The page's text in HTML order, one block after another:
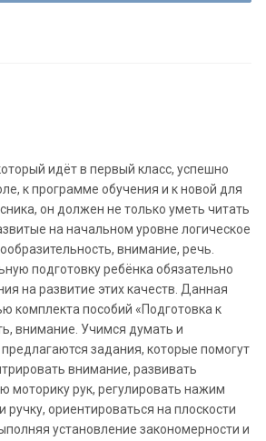
идёт в первый класс, успешно
к программе обучения и к новой для
он должен не только уметь читать
на начальном уровне логическое
внимание, речь.
подготовку ребёнка обязательно
на развитие этих качеств. Данная
комплекта пособий «Подготовка к
внимание. Учимся думать и
задания, которые помогут
внимание, развивать
моторику рук, регулировать нажим
ручку, ориентироваться на плоскости
установление закономерности и